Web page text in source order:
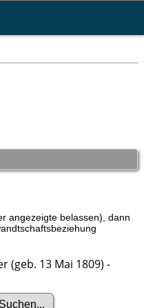
angezeigte belassen), dann
(geb. 13 Mai 1809) -